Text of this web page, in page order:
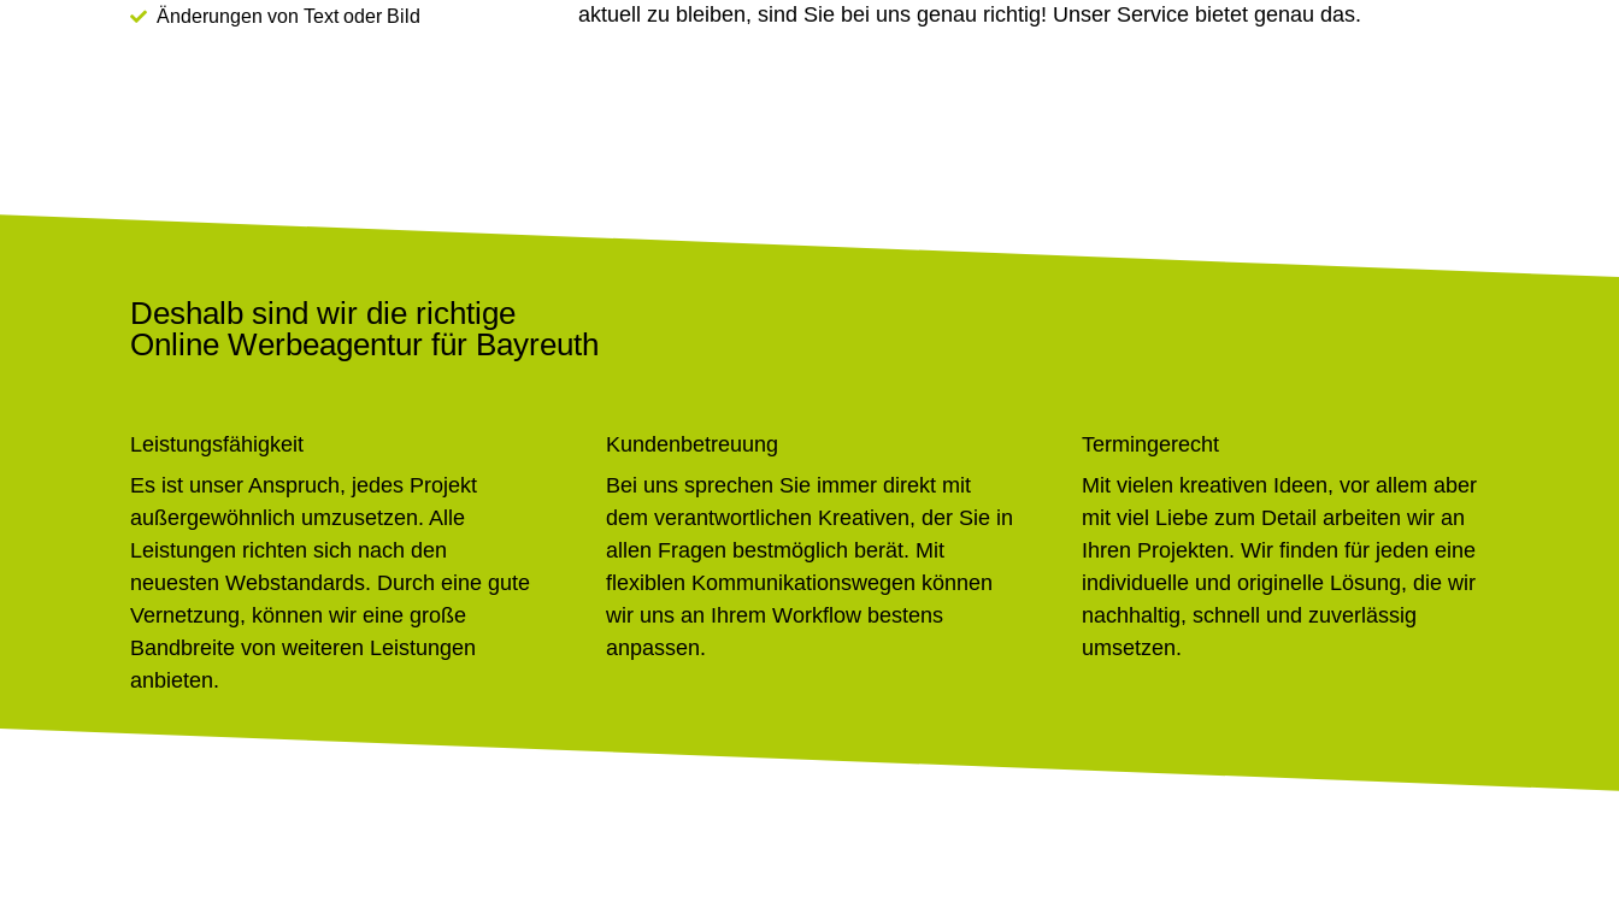
Änderungen von Text oder Bild
aktuell zu bleiben, sind Sie bei uns genau richtig! Unser Service bietet genau das.
Deshalb sind wir die richtige
Online Werbeagentur für Bayreuth
Leistungsfähigkeit
Es ist unser Anspruch, jedes Projekt
außergewöhnlich umzusetzen. Alle
Leistungen richten sich nach den
neuesten Webstandards. Durch eine gute
Vernetzung, können wir eine große
Bandbreite von weiteren Leistungen
anbieten.
Kundenbetreuung
Bei uns sprechen Sie immer direkt mit
dem verantwortlichen Kreativen, der Sie in
allen Fragen bestmöglich berät. Mit
flexiblen Kommunikationswegen können
wir uns an Ihrem Workflow bestens
anpassen.
Termingerecht
Mit vielen kreativen Ideen, vor allem aber
mit viel Liebe zum Detail arbeiten wir an
Ihren Projekten. Wir finden für jeden eine
individuelle und originelle Lösung, die wir
nachhaltig, schnell und zuverlässig
umsetzen.